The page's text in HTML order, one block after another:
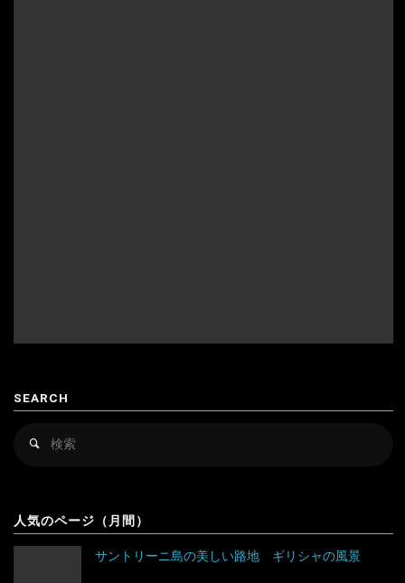
SEARCH
検
人気のページ（月間）
サントリーニ島の美しい路地 ギリシャの風景
キルギス
シンガポール
タイ
セルビア
チェコ
ドイツ
アンティグア・バーブーダ